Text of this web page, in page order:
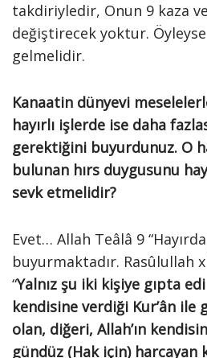
takdiriyledir, Onun 9 kaza
değiştirecek yoktur.
gelmelidir.
Kanaatin dünyevi
hayırlı işlerde ise daha
gerektiğini buyurdunuz. O
bulunan hırs duygusunu
sevk etmelidir?
Evet… Allah Teâlâ 9 “Hayırda
buyurmaktadır. Rasûlullah
“Yalnız şu iki kişiye gıpta
kendisine verdiği Kur’ân ile
olan, diğeri, Allah’ın
gündüz (Hak için) harcayan